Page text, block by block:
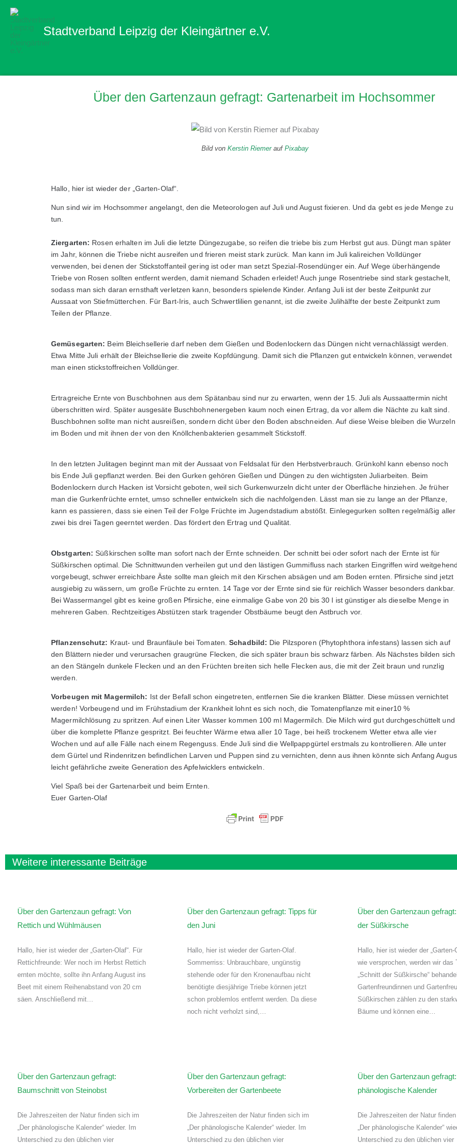
Zum
Inhalt
springen
Stadtverband Leipzig der Kleingärtner e.V.
Über den Gartenzaun gefragt: Gartenarbeit im Hochsommer
Bild von Kerstin Riemerauf Pixabay
Hallo, hier ist wieder der „Garten-Olaf“.
Nun sind wir im Hochsommer angelangt, den die Meteorologen auf Juli und August fixieren. Und da gebt es jede Menge zu
tun.
Ziergarten: Rosen erhalten im Juli die letzte Düngezugabe, so reifen die triebe bis zum Herbst gut aus. Düngt man später
im Jahr, können die Triebe nicht ausreifen und frieren meist stark zurück. Man kann im Juli kalireichen Volldünger
verwenden, bei denen der Stickstoffanteil gering ist oder man setzt Spezial-Rosendünger ein. Auf Wege überhängende
Triebe von Rosen sollten entfernt werden, damit niemand Schaden erleidet! Auch junge Rosentriebe sind stark gestachelt,
sodass man sich daran ernsthaft verletzen kann, besonders spielende Kinder. Anfang Juli ist der beste Zeitpunkt zur
Aussaat von Stiefmütterchen. Für Bart-Iris, auch Schwertlilien genannt, ist die zweite Julihälfte der beste Zeitpunkt zum
Teilen der Pflanze.
Gemüsegarten: Beim Bleichsellerie darf neben dem Gießen und Bodenlockern das Düngen nicht vernachlässigt werden.
Etwa Mitte Juli erhält der Bleichsellerie die zweite Kopfdüngung. Damit sich die Pflanzen gut entwickeln können, verwendet
man einen stickstoffreichen Volldünger.
Ertragreiche Ernte von Buschbohnen aus dem Spätanbau sind nur zu erwarten, wenn der 15. Juli als Aussaattermin nicht
überschritten wird. Später ausgesäte Buschbohnenergeben kaum noch einen Ertrag, da vor allem die Nächte zu kalt sind.
Buschbohnen sollte man nicht ausreißen, sondern dicht über den Boden abschneiden. Auf diese Weise bleiben die Wurzeln
im Boden und mit ihnen der von den Knöllchenbakterien gesammelt Stickstoff.
In den letzten Julitagen beginnt man mit der Aussaat von Feldsalat für den Herbstverbrauch. Grünkohl kann ebenso noch
bis Ende Juli gepflanzt werden. Bei den Gurken gehören Gießen und Düngen zu den wichtigsten Juliarbeiten. Beim
Bodenlockern durch Hacken ist Vorsicht geboten, weil sich Gurkenwurzeln dicht unter der Oberfläche hinziehen. Je früher
man die Gurkenfrüchte erntet, umso schneller entwickeln sich die nachfolgenden. Lässt man sie zu lange an der Pflanze,
kann es passieren, dass sie einen Teil der Folge Früchte im Jugendstadium abstößt. Einlegegurken sollten regelmäßig aller
zwei bis drei Tagen geerntet werden. Das fördert den Ertrag und Qualität.
Obstgarten: Süßkirschen sollte man sofort nach der Ernte schneiden. Der schnitt bei oder sofort nach der Ernte ist für
Süßkirschen optimal. Die Schnittwunden verheilen gut und den lästigen Gummifluss nach starken Eingriffen wird
vorgebeugt, schwer erreichbare Äste sollte man gleich mit den Kirschen absägen und am Boden ernten. Pfirsiche sind jetzt
ausgiebig zu wässern, um große Früchte zu ernten. 14 Tage vor der Ernte sind sie für reichlich Wasser besonders dankbar.
Bei Wassermangel gibt es keine großen Pfirsiche, eine einmalige Gabe von 20 bis 30 l ist günstiger als dieselbe Menge in
mehreren Gaben. Rechtzeitiges Abstützen stark tragender Obstbäume beugt den Astbruch vor.
Pflanzenschutz: Kraut- und Braunfäule bei Tomaten. Schadbild: Die Pilzsporen (Phytophthora infestans) lassen sich auf
den Blättern nieder und verursachen graugrüne Flecken, die sich später braun bis schwarz färben. Als Nächstes bilden sich
an den Stängeln dunkele Flecken und an den Früchten breiten sich helle Flecken aus, die mit der Zeit braun und runzlig
werden.
Vorbeugen mit Magermilch: Ist der Befall schon eingetreten, entfernen Sie die kranken Blätter. Diese müssen vernichtet
werden! Vorbeugend und im Frühstadium der Krankheit lohnt es sich noch, die Tomatenpflanze mit einer10 %
Magermilchlösung zu spritzen. Auf einen Liter Wasser kommen 100 ml Magermilch. Die Milch wird gut durchgeschüttelt und
über die komplette Pflanze gespritzt. Bei feuchter Wärme etwa aller 10 Tage, bei heiß trockenem Wetter etwa alle vier
Wochen und auf alle Fälle nach einem Regenguss. Ende Juli sind die Wellpappgürtel erstmals zu kontrollieren. Alle unter
dem Gürtel und Rindenritzen befindlichen Larven und Puppen sind zu vernichten, denn aus ihnen könnte sich Anfang
leicht gefährliche zweite Generation des Apfelwicklers entwickeln.
Viel Spaß bei der Gartenarbeit und beim Ernten.
Euer Garten-Olaf
Weitere interessante Beiträge
Über den Gartenzaun gefragt: Von
Rettich und Wühlmäusen
Hallo, hier ist wieder der „Garten-Olaf“. Für
Rettichfreunde: Wer noch im Herbst Rettich
ernten möchte, sollte ihn Anfang August ins
Beet mit einem Reihenabstand von 20 cm
säen. Anschließend mit…
Über den Gartenzaun gefragt: Tipps für
den Juni
Hallo, hier ist wieder der Garten-Olaf.
Sommerriss: Unbrauchbare, ungünstig
stehende oder für den Kronenaufbau nicht
benötigte diesjährige Triebe können jetzt
schon problemlos entfernt werden. Da diese
noch nicht verholzt sind,…
Über den Gartenzaun
der Süßkirsche
Hallo, hier ist wieder der „Garten-
wie versprochen, werden wir das
„Schnitt der Süßkirsche“
Gartenfreundinnen und
Süßkirschen zählen zu den
Bäume und können eine…
Über den Gartenzaun gefragt:
Baumschnitt von Steinobst
Die Jahreszeiten der Natur finden sich im
„Der phänologische Kalender“ wieder. Im
Unterschied zu den üblichen vier
Über den Gartenzaun gefragt:
Vorbereiten der Gartenbeete
Die Jahreszeiten der Natur finden sich im
„Der phänologische Kalender“ wieder. Im
Unterschied zu den üblichen vier
Über den Gartenzaun
phänologische Kalender
Die Jahreszeiten der Natur
„Der phänologische Kalender“
Unterschied zu den üblichen vier